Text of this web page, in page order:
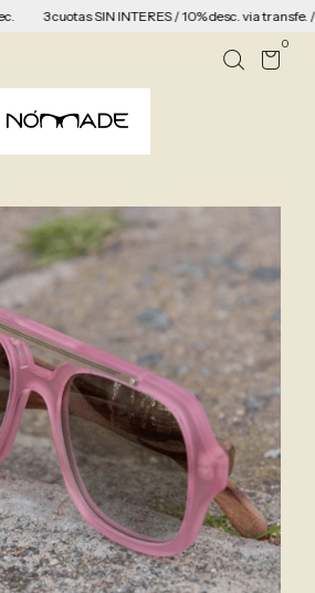
3 cuotas SIN INTERES / 10% desc. via transfe. / 20%
0